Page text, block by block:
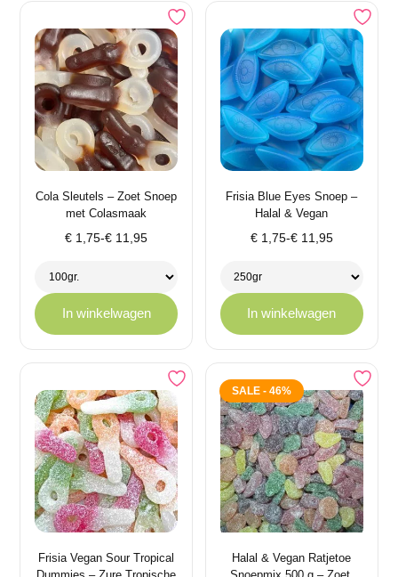
Cola Sleutels – Zoet Snoep
met Colasmaak
€ 1,75-€ 11,95
Prijsklasse:
tot
€ 11,95
In winkelwagen
Frisia Blue Eyes Snoep –
Halal & Vegan
€1,75-€11,95
Prijsklasse:
tot
€ 11,95
In winkelwagen
Frisia Vegan Sour Tropical
SALE - 46%
Halal & Vegan Ratjetoe